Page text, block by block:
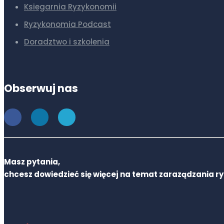
Ksiegarnia Ryzykonomii
Ryzykonomia Podcast
Doradztwo i szkolenia
Obserwuj nas
Masz pytania,
chcesz dowiedzieć się więcej na temat zaraządzania